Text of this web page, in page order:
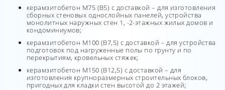
керамзитобетон М75 (В5) с доставкой – для изготовления
сборных стеновых однослойных панелей, устройства
монолитных наружных стен 1, -2-этажных жилых домов и
кондоминиумов;
керамзитобетон М100 (В7,5) с доставкой – для устройства
подготовок под нагруженные полы по грунту и по
перекрытиям, кровельных стяжек;
керамзитобетон М150 (В12,5) с доставкой – для
изготовления крупноразмерных строительных блоков,
пригодных для кладки стен высотой до 2 этажей;